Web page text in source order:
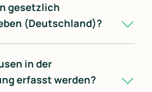
gesetzlich
(Deutschland)?
9 Stunden
Minuten Pause
mehr als 9
in der
erfasst werden?